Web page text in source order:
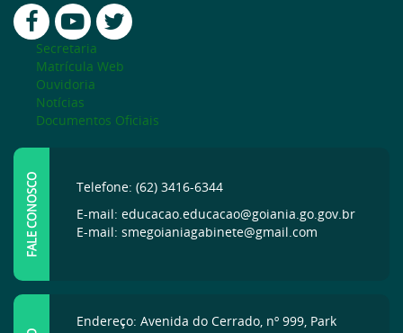
Secretaria
Matrícula Web
Ouvidoria
Notícias
Documentos Oficiais
FALE CONOSCO
Telefone: (62) 3416-6344
E-mail: educacao.educacao@goiania.go.gov.br
E-mail: smegoianiagabinete@gmail.com
Endereço: Avenida do Cerrado, nº 999, Park